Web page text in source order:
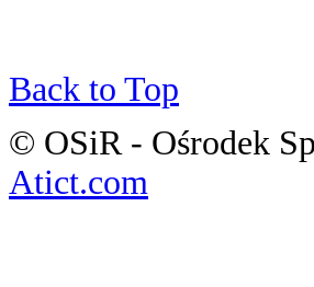
Back to Top
© OSiR - Ośrodek
Atict.com